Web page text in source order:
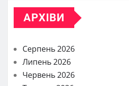
АРХІВИ
Серпень 2026
Липень 2026
Червень 2026